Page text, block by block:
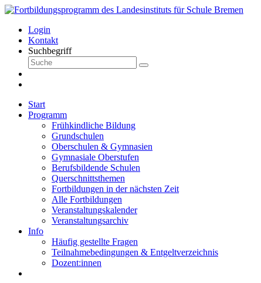
Login
Kontakt
Suchbegriff
Start
Programm
Frühkindliche Bildung
Grundschulen
Oberschulen & Gymnasien
Gymnasiale Oberstufen
Berufsbildende Schulen
Querschnittsthemen
Fortbildungen in der nächsten Zeit
Alle Fortbildungen
Veranstaltungskalender
Veranstaltungsarchiv
Info
Häufig gestellte Fragen
Teilnahmebedingungen & Entgeltverzeichnis
Dozent:innen